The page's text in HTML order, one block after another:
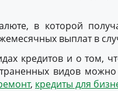
в которой
выплат в
кредитов и о том,
видов можно
, кредиты для